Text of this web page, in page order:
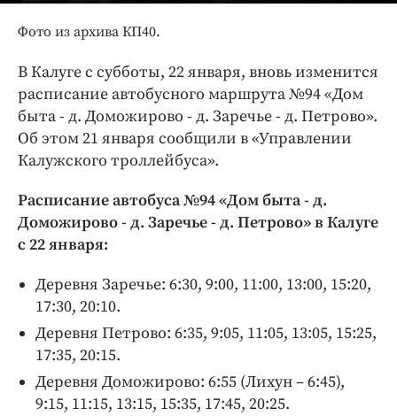
ПРОЕКТЫ
Издания
Медиаперсона
Интересное чтиво
Клиника года
Бренд года
Работодатель года
Фото из архива КП40.
В Калуге с субботы, 22 января, вновь изменится
расписание автобусного маршрута №94 «Дом
быта - д. Доможирово - д. Заречье - д. Петрово».
Об этом 21 января сообщили в «Управлении
Калужского троллейбуса».
Расписание автобуса №94 «Дом быта - д.
Доможирово - д. Заречье - д. Петрово» в Калуге
с 22 января:
Деревня Заречье: 6:30, 9:00, 11:00, 13:00, 15:20,
17:30, 20:10.
Деревня Петрово: 6:35, 9:05, 11:05, 13:05, 15:25,
17:35, 20:15.
Деревня Доможирово: 6:55 (Лихун – 6:45),
9:15, 11:15, 13:15, 15:35, 17:45, 20:25.